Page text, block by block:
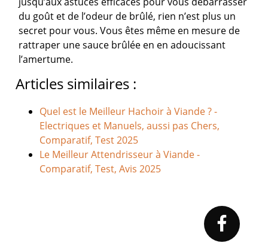
du goût et de l’odeur de brûlé, rien n’est plus un
secret pour vous. Vous êtes même en mesure de
rattraper une sauce brûlée en en adoucissant
l’amertume.
Articles similaires :
Quel est le Meilleur Hachoir à Viande ? -
Electriques et Manuels, aussi pas Chers,
Comparatif, Test 2025
Le Meilleur Attendrisseur à Viande -
Comparatif, Test, Avis 2025
Primary
Sidebar